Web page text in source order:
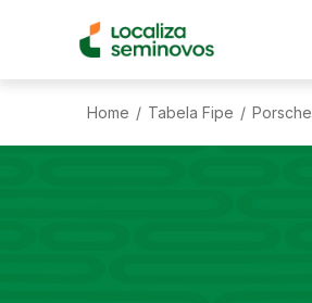
Home / Tabela Fipe / Porsche